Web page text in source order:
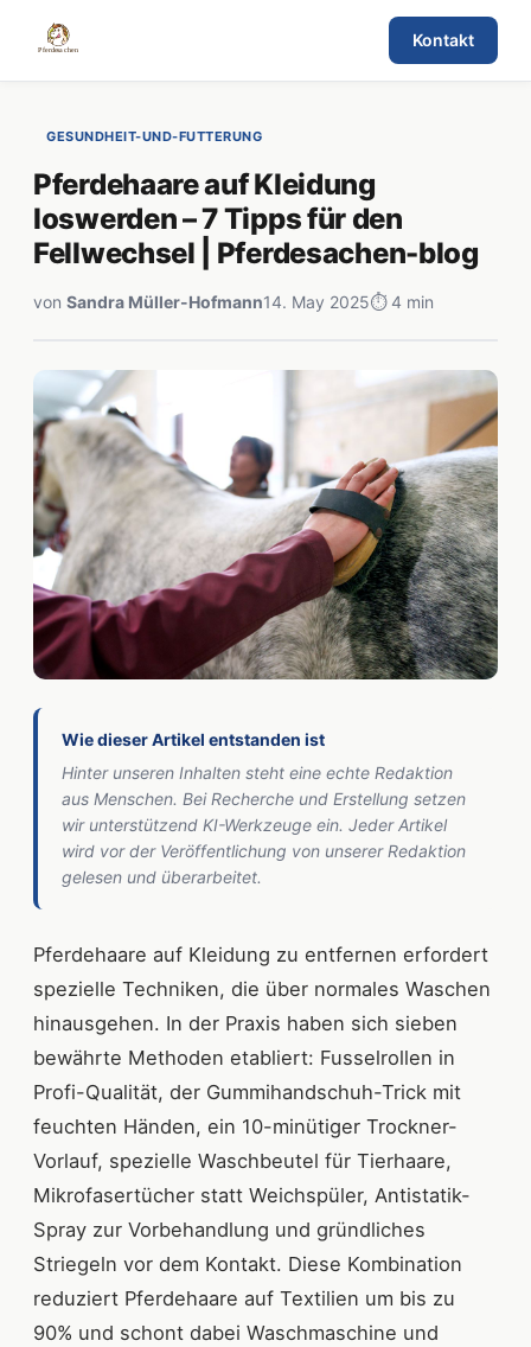
Kontakt
GESUNDHEIT-UND-FUTTERUNG
Pferdehaare auf Kleidung
loswerden – 7 Tipps für den
Fellwechsel | Pferdesachen-blog
von Sandra Müller-Hofmann14. May 2025⏱ 4 min
Wie dieser Artikel entstanden ist
Hinter unseren Inhalten steht eine echte Redaktion
aus Menschen. Bei Recherche und Erstellung setzen
wir unterstützend KI-Werkzeuge ein. Jeder Artikel
wird vor der Veröffentlichung von unserer Redaktion
gelesen und überarbeitet.
Pferdehaare auf Kleidung zu entfernen erfordert
spezielle Techniken, die über normales Waschen
hinausgehen. In der Praxis haben sich sieben
bewährte Methoden etabliert: Fusselrollen in
Profi-Qualität, der Gummihandschuh-Trick mit
feuchten Händen, ein 10-minütiger Trockner-
Vorlauf, spezielle Waschbeutel für Tierhaare,
Mikrofasertücher statt Weichspüler, Antistatik-
Spray zur Vorbehandlung und gründliches
Striegeln vor dem Kontakt. Diese Kombination
reduziert Pferdehaare auf Textilien um bis zu
90% und schont dabei Waschmaschine und